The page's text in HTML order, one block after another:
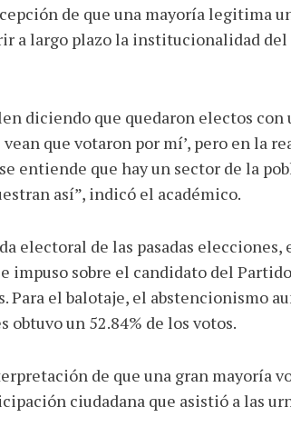
de que una mayoría legitima
a largo plazo la institucionalidad del
diciendo que quedaron electos con
que votaron por mí’, pero en la
entiende que hay un sector de la
así”, indicó el académico.
electoral de las pasadas elecciones,
impuso sobre el candidato del
Para el balotaje, el abstencionismo
obtuvo un 52.84% de los votos.
de que una gran mayoría
ciudadana que asistió a las